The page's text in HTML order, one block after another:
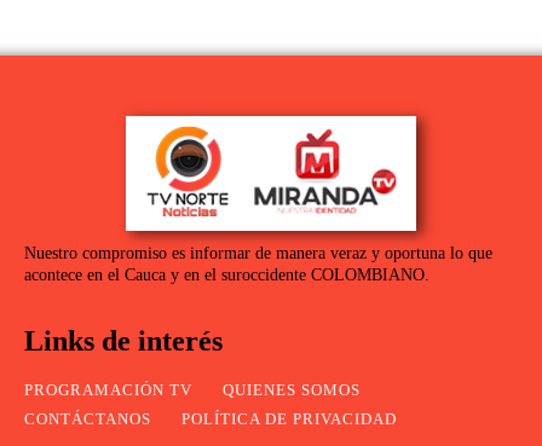
Nuestro compromiso es informar de manera veraz y oportuna lo que
acontece en el Cauca y en el suroccidente COLOMBIANO.
Links de interés
PROGRAMACIÓN TV
QUIENES SOMOS
CONTÁCTANOS
POLÍTICA DE PRIVACIDAD